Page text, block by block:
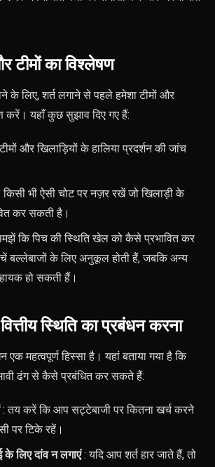
टीमों का विश्लेषण
के लिए, शर्त लगाने से पहले हमेशा टीमों और
करें। यहाँ कुछ सुझाव दिए गए हैं:
और खिलाड़ियों के हालिया प्रदर्शन की जांच
भी ऐसी चोट पर नज़र रखें जो खिलाड़ी के
कर सकती है।
कि पिच की स्थिति खेल को कैसे प्रभावित कर
बल्लेबाजों के लिए अनुकूल होती हैं, जबकि अन्य
हो सकती हैं।
स्थिति का प्रबंधन करना
महत्वपूर्ण हिस्सा है। यहां बताया गया है कि
ढंग से कैसे प्रबंधित कर सकते हैं:
: तय करें कि आप सट्टेबाजी पर कितना खर्च करने
पर टिके रहें।
के लिए दांव न लगाएं: यदि आप शर्त हार जाते हैं, तो